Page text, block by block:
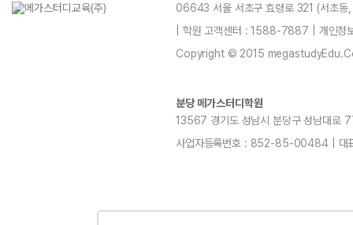
06643 서울 서초구 효령로 321 (서초
| 학원 고객센터 : 1588-7887 | 개인
Copyright © 2015
분당 메가스터디학원
13567 경기도 성남시 분당구 성남대
사업자등록번호 : 852-85-00484 | 대